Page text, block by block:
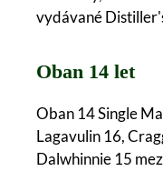
vydávané
Oban 14 let
Oban 14 Single
Lagavulin 16,
Dalwhinnie 15